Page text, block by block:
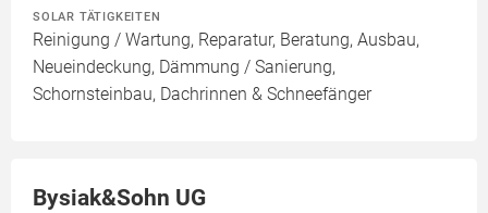
SOLAR TÄTIGKEITEN
Reinigung / Wartung, Reparatur, Beratung, Ausbau,
Neueindeckung, Dämmung / Sanierung,
Schornsteinbau, Dachrinnen & Schneefänger
Bysiak&Sohn UG